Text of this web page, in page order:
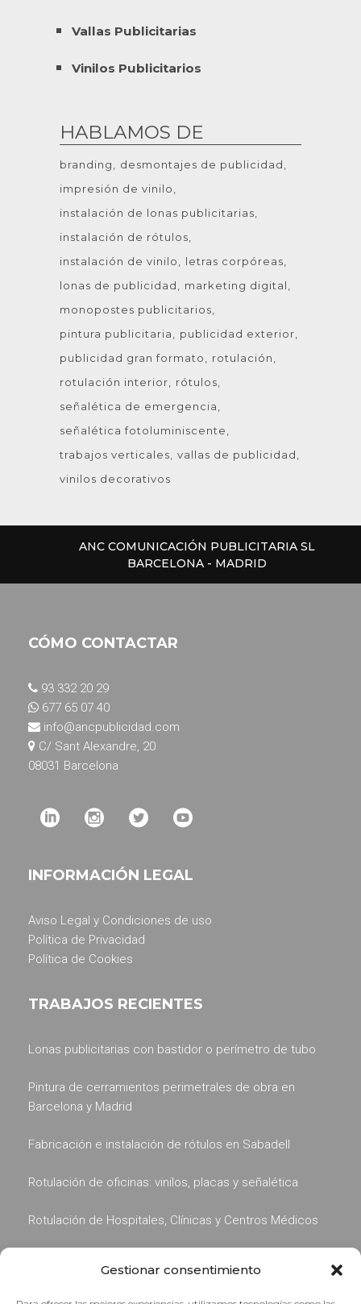
Gestionar consentimiento
Vallas Publicitarias
Vinilos Publicitarios
HABLAMOS DE
branding
desmontajes de publicidad
impresión de vinilo
instalación de lonas publicitarias
instalación de rótulos
instalación de vinilo
letras corpóreas
lonas de publicidad
marketing digital
monopostes publicitarios
pintura publicitaria
publicidad exterior
publicidad gran formato
rotulación
rotulación interior
rótulos
señalética de emergencia
señalética fotoluminiscente
trabajos verticales
vallas de publicidad
vinilos decorativos
ANC COMUNICACIÓN PUBLICITARIA SL
BARCELONA - MADRID
CÓMO CONTACTAR
93 332 20 29
677 65 07 40
info@ancpublicidad.com
C/ Sant Alexandre, 20
08031 Barcelona
INFORMACIÓN LEGAL
Aviso Legal y Condiciones de uso
Política de Privacidad
Política de Cookies
TRABAJOS RECIENTES
Lonas publicitarias con bastidor o perímetro de tubo
Pintura de cerramientos perimetrales de obra en
Barcelona y Madrid
Fabricación e instalación de rótulos en Sabadell
Rotulación de oficinas: vinilos, placas y señalética
Rotulación de Hospitales, Clínicas y Centros Médicos